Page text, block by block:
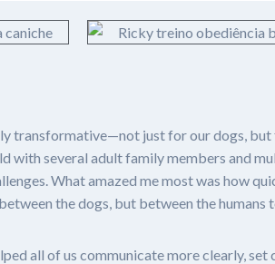
transformative—not just for our dogs,
with several adult family members and
What amazed me most was how
the dogs, but between the humans
all of us communicate more clearly, set